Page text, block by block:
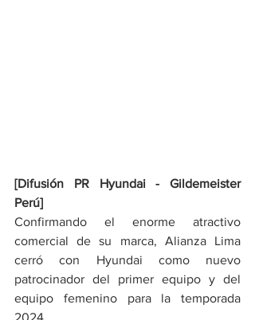
[Difusión PR Hyundai - Gildemeister
Perú]
Confirmando el enorme atractivo
comercial de su marca, Alianza Lima
cerró con Hyundai como nuevo
patrocinador del primer equipo y del
equipo femenino para la temporada